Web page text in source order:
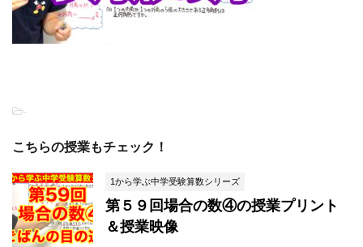
-
こちらの授業もチェック！
1から学ぶ中学受験算数シリーズ
第５９回場合の数④の授業プリント
＆授業映像